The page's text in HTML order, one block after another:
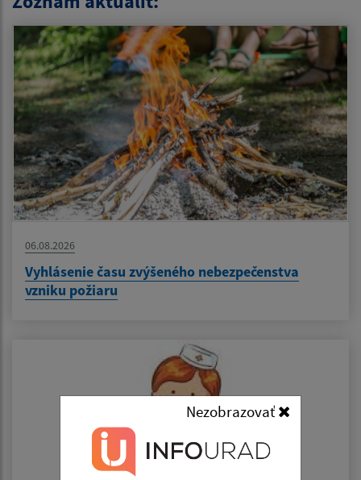
Nezobrazovať
06.08.2026
Vyhlásenie času zvýšeného nebezpečenstva
vzniku požiaru